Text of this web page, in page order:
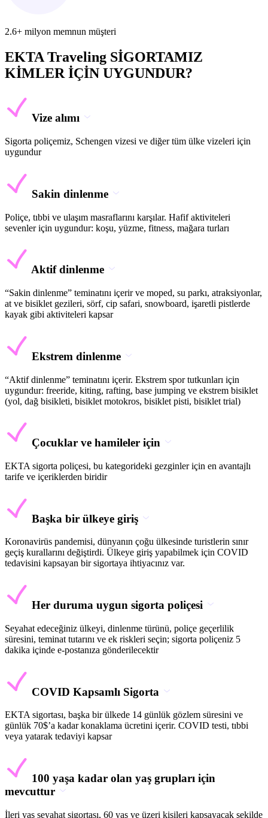
2.6+ milyon memnun müşteri
EKTA Traveling SİGORTAMIZ
KİMLER İÇİN UYGUNDUR?
Vize alımı
Sigorta poliçemiz, Schengen vizesi ve diğer tüm ülke vizeleri için
uygundur
Sakin dinlenme
Poliçe, tıbbi ve ulaşım masraflarını karşılar. Hafif aktiviteleri
sevenler için uygundur: koşu, yüzme, fitness, mağara turları
Aktif dinlenme
“Sakin dinlenme” teminatını içerir ve moped, su parkı, atraksiyonlar,
at ve bisiklet gezileri, sörf, cip safari, snowboard, işaretli pistlerde
kayak gibi aktiviteleri kapsar
Ekstrem dinlenme
“Aktif dinlenme” teminatını içerir. Ekstrem spor tutkunları için
uygundur: freeride, kiting, rafting, base jumping ve ekstrem bisiklet
(yol, dağ bisikleti, bisiklet motokros, bisiklet pisti, bisiklet trial)
Çocuklar ve hamileler için
EKTA sigorta poliçesi, bu kategorideki gezginler için en avantajlı
tarife ve içeriklerden biridir
Başka bir ülkeye giriş
Koronavirüs pandemisi, dünyanın çoğu ülkesinde turistlerin sınır
geçiş kurallarını değiştirdi. Ülkeye giriş yapabilmek için COVID
tedavisini kapsayan bir sigortaya ihtiyacınız var.
Her duruma uygun sigorta poliçesi
Seyahat edeceğiniz ülkeyi, dinlenme türünü, poliçe geçerlilik
süresini, teminat tutarını ve ek riskleri seçin; sigorta poliçeniz 5
dakika içinde e-postanıza gönderilecektir
COVID Kapsamlı Sigorta
EKTA sigortası, başka bir ülkede 14 günlük gözlem süresini ve
günlük 70$’a kadar konaklama ücretini içerir. COVID testi, tıbbi
veya yatarak tedaviyi kapsar
100 yaşa kadar olan yaş grupları için
mevcuttur
İleri yaş seyahat sigortası, 60 yaş ve üzeri kişileri kapsayacak şekilde